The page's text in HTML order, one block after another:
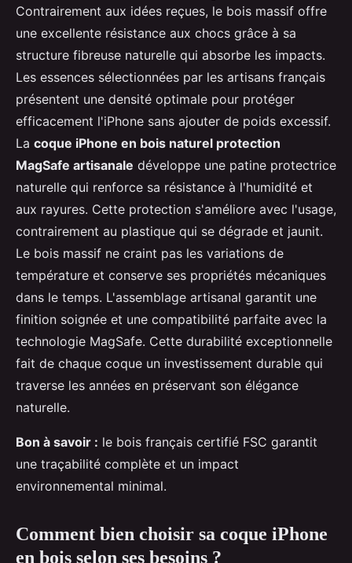
Contrairement aux idées reçues, le bois massif offre
une excellente résistance aux chocs grâce à sa
structure fibreuse naturelle qui absorbe les impacts.
Les essences sélectionnées par les artisans français
présentent une densité optimale pour protéger
efficacement l'iPhone sans ajouter de poids excessif.
La coque iPhone en bois naturel protection
MagSafe artisanale développe une patine protectrice
naturelle qui renforce sa résistance à l'humidité et
aux rayures. Cette protection s'améliore avec l'usage,
contrairement au plastique qui se dégrade et jaunit.
Le bois massif ne craint pas les variations de
température et conserve ses propriétés mécaniques
dans le temps. L'assemblage artisanal garantit une
finition soignée et une compatibilité parfaite avec la
technologie MagSafe. Cette durabilité exceptionnelle
fait de chaque coque un investissement durable qui
traverse les années en préservant son élégance
naturelle.
Bon à savoir : le bois français certifié FSC garantit
une traçabilité complète et un impact
environnemental minimal.
Comment bien choisir sa coque iPhone
en bois selon ses besoins ?